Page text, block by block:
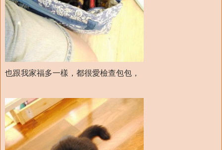
也跟我家福多一樣，都很愛檢查包包，